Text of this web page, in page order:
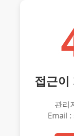
접근이
관리
Email